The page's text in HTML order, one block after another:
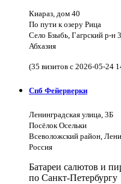
Киараз, дом 40
По пути к озеру Рица
Село Бзыбь, Гагрский р-н
Абхазия
(35 визитов с 2026-05-24
Спб Фейерверки
Ленинградская улица, 3Б
Посёлок Осельки
Всеволожский район,
Россия
Батареи салютов и
по Санкт-Петербургу